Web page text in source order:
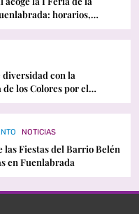
horarios,
diversidad con la
los Colores por el
NOTICIAS
las Fiestas del Barrio Belén
en Fuenlabrada